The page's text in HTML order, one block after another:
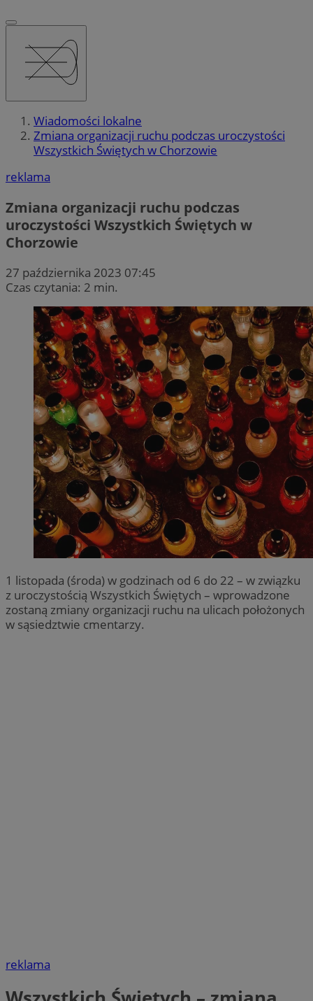
Wiadomości lokalne
Zmiana organizacji ruchu podczas uroczystości
Wszystkich Świętych w Chorzowie
reklama
Zmiana organizacji ruchu podczas
uroczystości Wszystkich Świętych w
Chorzowie
27 października 2023 07:45
Czas czytania: 2 min.
1 listopada (środa) w godzinach od 6 do 22 – w związku
z uroczystością Wszystkich Świętych – wprowadzone
zostaną zmiany organizacji ruchu na ulicach położonych
w sąsiedztwie cmentarzy.
reklama